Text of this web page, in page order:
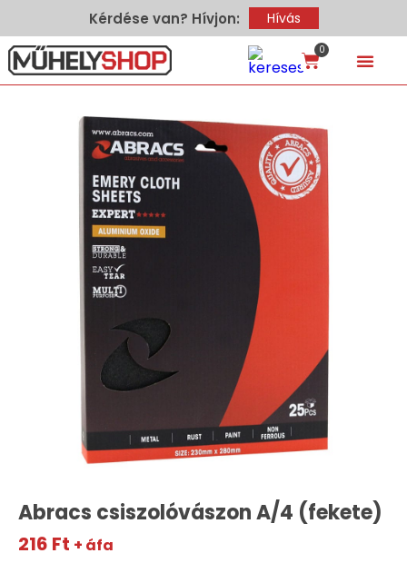
Kérdése van? Hívjon: Hívás
0
Abracs csiszolóvászon A/4 (fekete)
216 Ft + áfa